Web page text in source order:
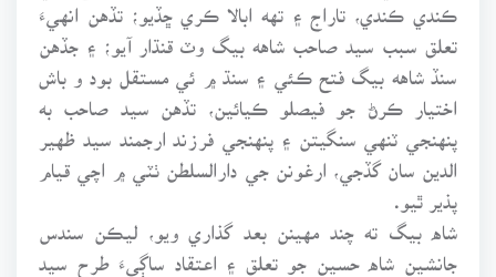
ڪندي ڪندي، تاراج ۽ تهه ابالا ڪري ڇڏيو؛ تڏهن انهيءَ
تعلق سبب سيد صاحب شاهه بيگ وٽ قنڌار آيو؛ ۽ جڏهن
سنڏ شاهه بيگ فتح ڪئي ۽ سنڌ ۾ ئي مستقل بود و باش
اختيار ڪرڻ جو فيصلو ڪيائين، تڏهن سيد صاحب به
پنهنجي ٽنهي سنگيتن ۽ پنهنجي فرزند ارجمند سيد ظهير
الدين سان گڏجي، ارغونن جي دارالسلطن ٺٽي ۾ اچي قيام
پذير ٿيو.
شاه بيگ ته چند مهينن بعد گذاري ويو، ليڪن سندس
جانشين شاه حسين جو تعلق ۽ اعتقاد ساڳيءَ طرح سيد